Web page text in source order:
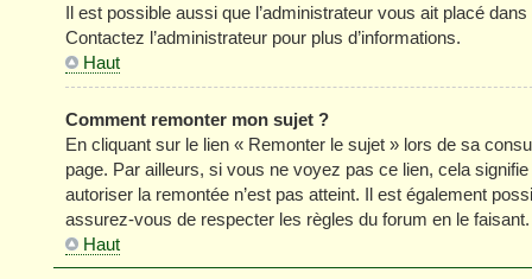
Il est possible aussi que l’administrateur vous ait placé
Contactez l’administrateur pour plus d’informations.
Haut
Comment remonter mon sujet ?
En cliquant sur le lien « Remonter le sujet » lors de sa
page. Par ailleurs, si vous ne voyez pas ce lien, cela
autoriser la remontée n’est pas atteint. Il est également
assurez-vous de respecter les règles du forum en le faisant.
Haut